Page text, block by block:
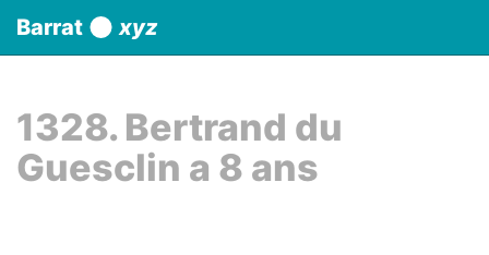
Barrat xyz
1328. Bertrand du
Guesclin a 8 ans
Panneau de gestion des cookies